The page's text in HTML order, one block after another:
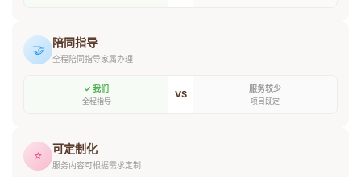
🤝 陪同指导
全程陪同指导家属办理
✓ 我们
全程指导
VS 服务较少
项目既定
⭐ 可定制化
服务内容可根据需求定制